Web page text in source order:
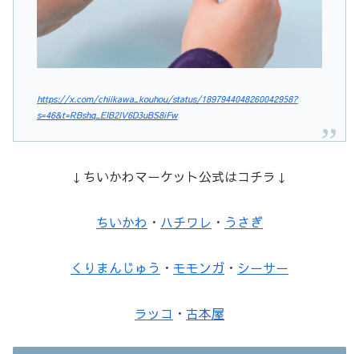
https://x.com/chiikawa_kouhou/status/1897944048260042958?
s=46&t=RBshq_EIB2IV6D3uBS8iFw
↓ちいかわマーケット公式はコチラ↓
ちいかわ ・ ハチワレ ・ うさぎ
くりまんじゅう ・ モモンガ ・ シーサー
ラッコ ・ 古本屋